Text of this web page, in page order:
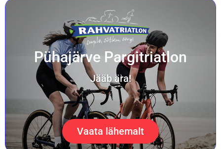
Pühajärve Pargitriatlon
Jääb ära!
Vaata lähemalt